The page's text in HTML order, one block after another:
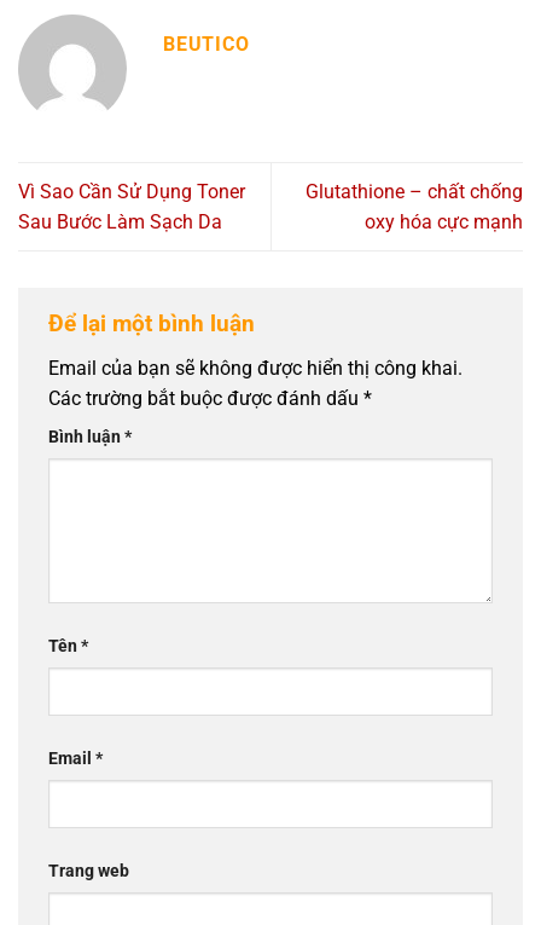
BEUTICO
Vì Sao Cần Sử Dụng Toner
Sau Bước Làm Sạch Da
Glutathione – chất chống
oxy hóa cực mạnh
Để lại một bình luận
Email của bạn sẽ không được hiển thị công khai.
Các trường bắt buộc được đánh dấu *
Bình luận*
Tên*
Email *
Trang web